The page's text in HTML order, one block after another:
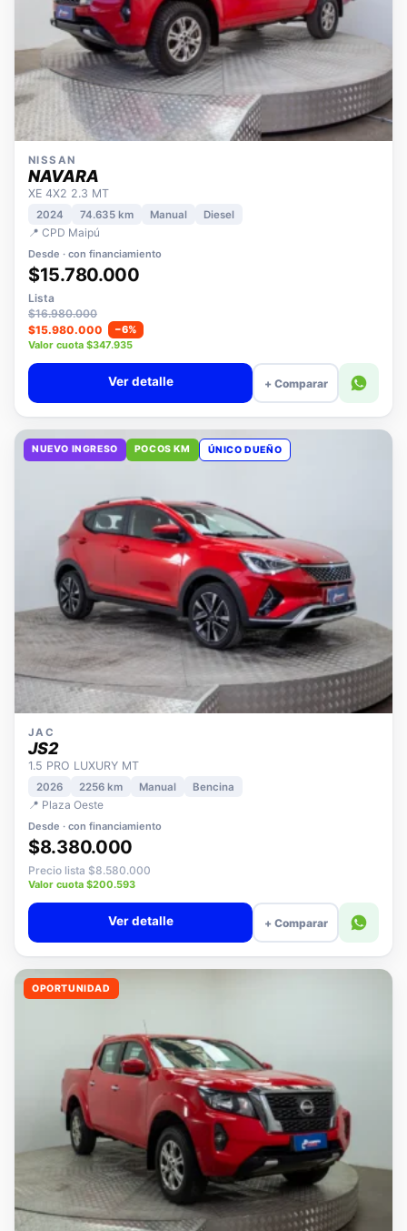
NISSAN
NAVARA
XE 4X2 2.3 MT
2024 74.635 km
📍 CPD Maipú
Desde · con financiamiento
$15.780.000
Lista
$16.980.000
$15.980.000
−6%
Valor cuota $347.935
+ Comparar
NUEVO INGRESO POCOS KM
JAC
JS2
1.5 PRO LUXURY MT
2026 2256 km
📍 Plaza Oeste
Desde · con financiamiento
$8.380.000
Precio lista $8.580.000
Valor cuota $200.593
+ Comparar